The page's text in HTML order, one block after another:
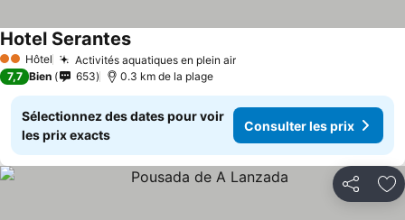
2 Étoiles
Hôtel Activités aquatiques en plein airConsulter les prix
Hotel SerantesConsulter les prix
7,7 Bien 653 0.3 km de la plage
Sélectionnez des dates pour voir
les prix exacts
Consulter les prix
Partager